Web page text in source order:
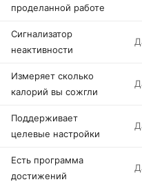
проделанной работе
Сигнализатор
неактивности
Измеряет сколько
калорий вы сожгли
Поддерживает
целевые настройки
Есть программа
достижений